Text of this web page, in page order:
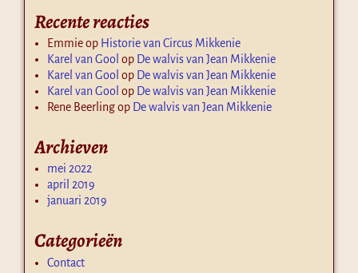
Recente reacties
Emmieop Historie van Circus Mikkenie
Karel van Gool op De walvis van Jean Mikkenie
Karel van Gool op De walvis van Jean Mikkenie
Karel van Gool op De walvis van Jean Mikkenie
Rene Beerlingop De walvis van Jean Mikkenie
Archieven
mei 2022
april 2019
januari 2019
Categorieën
Contact